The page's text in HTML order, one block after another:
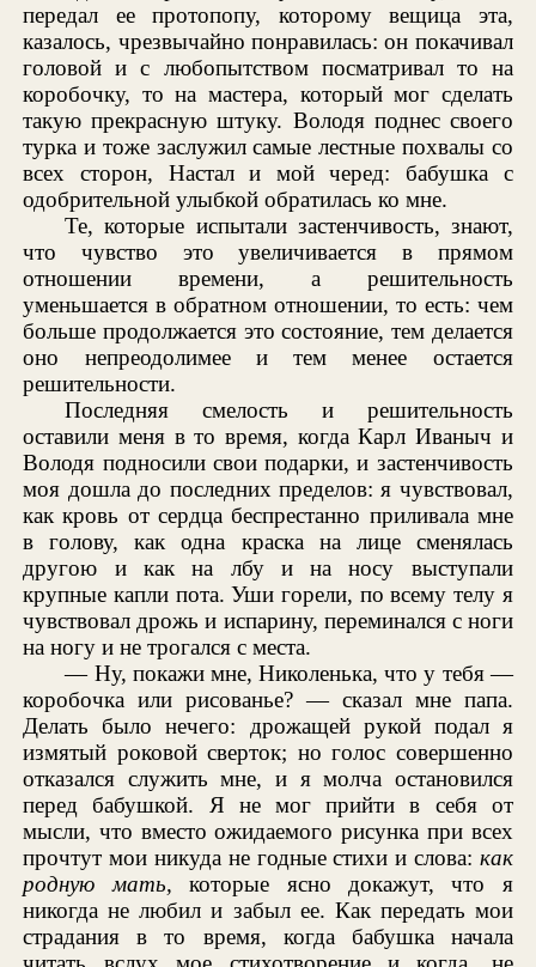
передал ее протопопу, которому вещица эта,
казалось, чрезвычайно понравилась: он покачивал
головой и с любопытством посматривал то на
коробочку, то на мастера, который мог сделать
такую прекрасную штуку. Володя поднес своего
турка и тоже заслужил самые лестные похвалы со
всех сторон, Настал и мой черед: бабушка с
одобрительной улыбкой обратилась ко мне.
Те, которые испытали застенчивость, знают,
что чувство это увеличивается в прямом
отношении времени, а решительность
уменьшается в обратном отношении, то есть: чем
больше продолжается это состояние, тем делается
оно непреодолимее и тем менее остается
решительности.
Последняя смелость и решительность
оставили меня в то время, когда Карл Иваныч и
Володя подносили свои подарки, и застенчивость
моя дошла до последних пределов: я чувствовал,
как кровь от сердца беспрестанно приливала мне
в голову, как одна краска на лице сменялась
другою и как на лбу и на носу выступали
крупные капли пота. Уши горели, по всему телу я
чувствовал дрожь и испарину, переминался с ноги
на ногу и не трогался с места.
— Ну, покажи мне, Николенька, что у тебя —
коробочка или рисованье? — сказал мне папа.
Делать было нечего: дрожащей рукой подал я
измятый роковой сверток; но голос совершенно
отказался служить мне, и я молча остановился
перед бабушкой. Я не мог прийти в себя от
мысли, что вместо ожидаемого рисунка при всех
прочтут мои никуда не годные стихи и слова: как
родную мать, которые ясно докажут, что я
никогда не любил и забыл ее. Как передать мои
страдания в то время, когда бабушка начала